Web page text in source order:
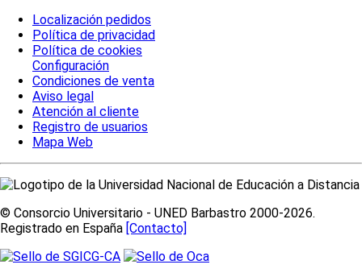
Localización pedidos
Política de privacidad
Política de cookies
Configuración
Condiciones de venta
Aviso legal
Atención al cliente
Registro de usuarios
Mapa Web
© Consorcio Universitario - UNED Barbastro 2000-2026.
Registrado en España [Contacto]